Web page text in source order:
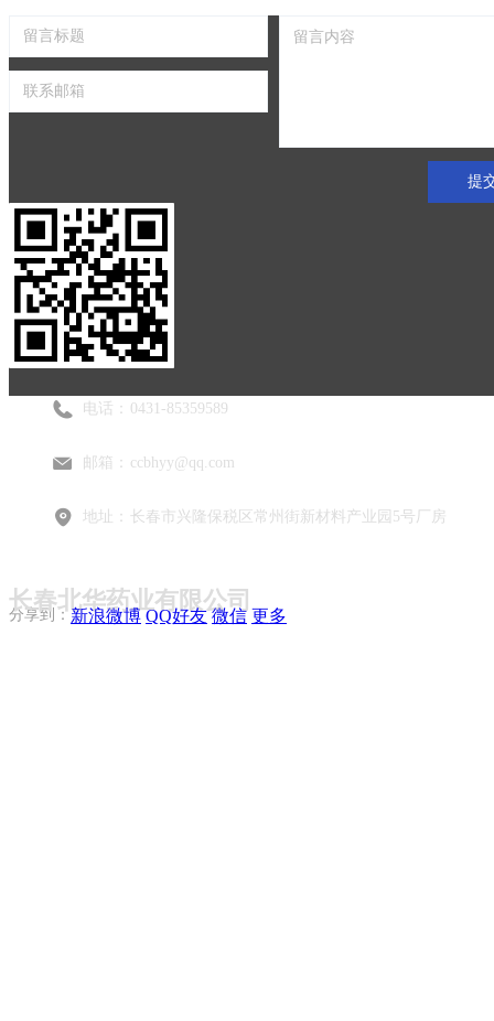
提
电话： 0431-85359589
邮箱： ccbhyy@qq.com
地址： 长春市兴隆保税区常州街新材料产业园5号厂房
长春北华药业有限公司
分享到： 新浪微博 QQ好友 微信 更多